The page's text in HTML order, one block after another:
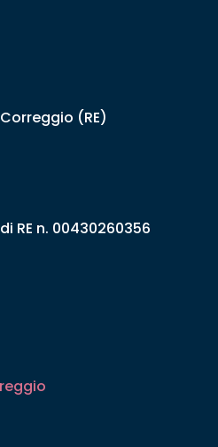
(RE)
RE n. 00430260356